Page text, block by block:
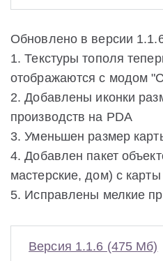
Обновлено в версии
1. Текстуры тополя
отображаются с модом
2. Добавлены иконки
производств на PDA
3. Уменьшен размер
4. Добавлен пакет
мастерские, дом) с
5. Исправлены мелкие
Версия 1.1.6 (475 Мб)